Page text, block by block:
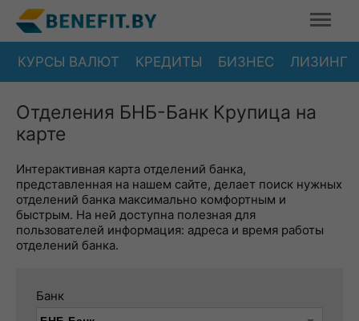
КУРСЫ ВАЛЮТ КРЕДИТЫ БИЗНЕС ЛИЗИНГ
Отделения БНБ-Банк Крупица на
карте
Интерактивная карта отделений банка,
представленная на нашем сайте, делает поиск нужных
отделений банка максимально комфортным и
быстрым. На ней доступна полезная для
пользователей информация: адреса и время работы
отделений банка.
Банк